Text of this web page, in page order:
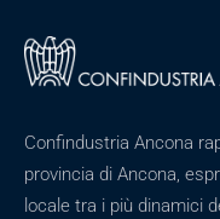
Confindustria Ancona
provincia di Ancona,
locale tra i più dinamici